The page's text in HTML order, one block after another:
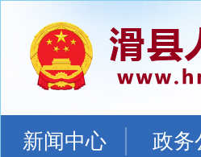
新闻中心 政务